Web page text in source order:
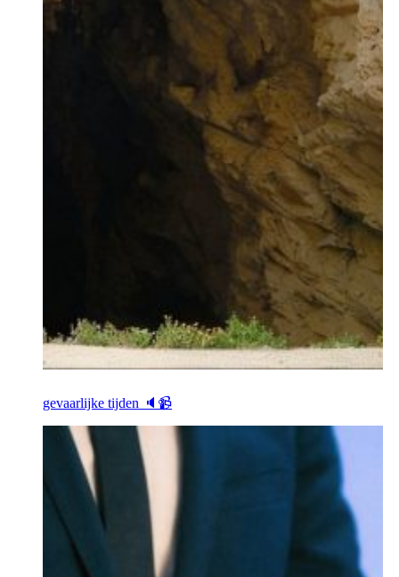
gevaarlijke tijden 🔈📹